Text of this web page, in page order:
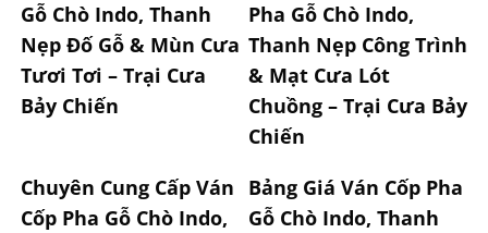
Gỗ Chò Indo, Thanh
Nẹp Đố Gỗ & Mùn Cưa
Tươi Tơi – Trại Cưa
Bảy Chiến
Pha Gỗ Chò Indo,
Thanh Nẹp Công Trình
& Mạt Cưa Lót
Chuồng – Trại Cưa Bảy
Chiến
Chuyên Cung Cấp Ván
Cốp Pha Gỗ Chò Indo,
Bảng Giá Ván Cốp Pha
Gỗ Chò Indo, Thanh